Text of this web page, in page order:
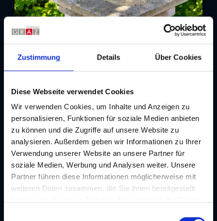
Zustimmung Details Über Cookies
Diese Webseite verwendet Cookies
Wir verwenden Cookies, um Inhalte und Anzeigen zu
personalisieren, Funktionen für soziale Medien anbieten
zu können und die Zugriffe auf unsere Website zu
analysieren. Außerdem geben wir Informationen zu Ihrer
Verwendung unserer Website an unsere Partner für
soziale Medien, Werbung und Analysen weiter. Unsere
Partner führen diese Informationen möglicherweise mit
weiteren Daten zusammen, die Sie ihnen bereitgestellt
Kontakt
Uhrturm-Kasematte & Steinerner Hund I Schlossberg
Graz
Adresse
Schlossberg, 8010 Graz